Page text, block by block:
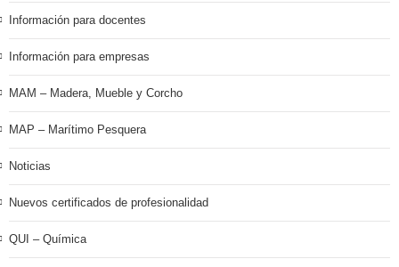
Información para docentes
Información para empresas
MAM – Madera, Mueble y Corcho
MAP – Marítimo Pesquera
Noticias
Nuevos certificados de profesionalidad
QUI – Química